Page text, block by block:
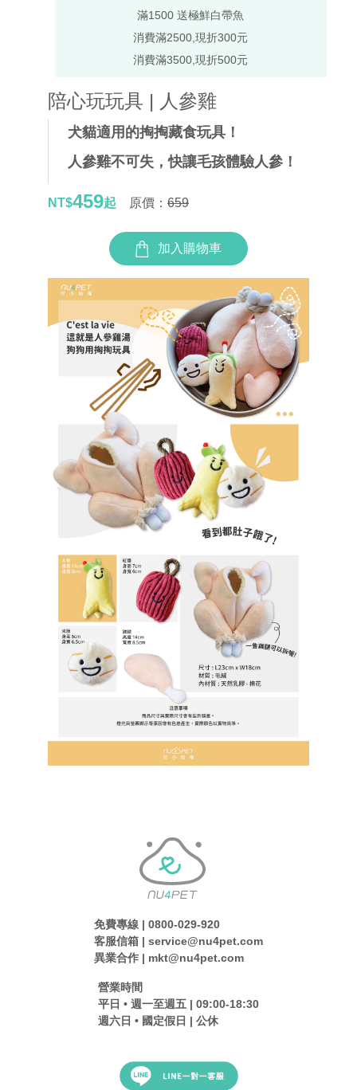
滿1500 送極鮮白帶魚
消費滿2500,現折300元
消費滿3500,現折500元
陪心玩玩具 | 人參雞
犬貓適用 的掏掏藏食玩具！
人參雞不可失，快讓毛孩體驗人參！
NT$459起 原價： 659
加入購物車
免費專線 | 0800-029-920
客服信箱 | service@nu4pet.com
異業合作 | mkt@nu4pet.com
營業時間
平日 • 週一至週五 | 09:00-18:30
週六日 • 國定假日 | 公休